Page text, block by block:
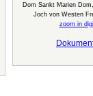
Dom Sankt Marien
Joch von Westen
zoom in